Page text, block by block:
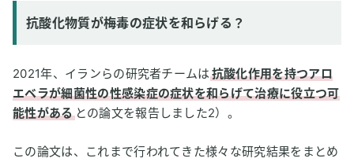
抗酸化物質が梅毒の症状を和らげる？
2021年、イランらの研究者チームは抗酸化作用を持つアロ
エベラが細菌性の性感染症の症状を和らげて治療に役立つ可
能性があるとの論文を報告しました2）。
この論文は、これまで行われてきた様々な研究結果をまとめ